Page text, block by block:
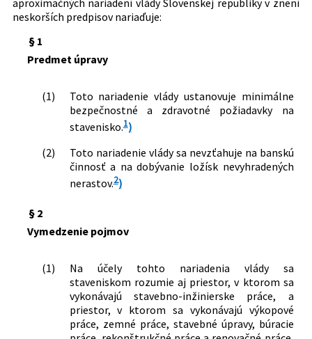
Nachádza sa v čiastke: 142/2006
neskorších predpisov nariaďuje:
§ 1
Predmet úpravy
(1)
Toto nariadenie vlády ustanovuje minimálne
bezpečnostné a zdravotné požiadavky na
stavenisko.1)
(2)
Toto nariadenie vlády sa nevzťahuje na banskú
činnosť a na dobývanie ložísk nevyhradených
nerastov.2)
§ 2
Vymedzenie pojmov
(1)
Na účely tohto nariadenia vlády sa
staveniskom rozumie aj priestor, v ktorom sa
vykonávajú stavebno-inžinierske práce, a
priestor, v ktorom sa vykonávajú výkopové
práce, zemné práce, stavebné úpravy, búracie